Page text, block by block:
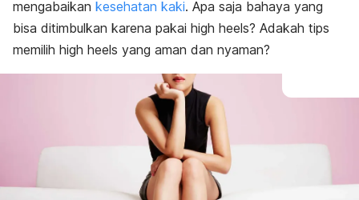
mengabaikan kesehatan kaki. Apa saja bahaya yang
bisa ditimbulkan karena pakai high heels? Adakah tips
memilih high heels yang aman dan nyaman?